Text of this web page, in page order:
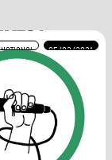
NATIONAL 05/03/2021